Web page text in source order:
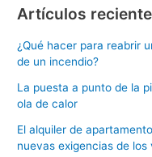
Artículos
¿Qué hacer para reabrir
de un incendio?
La puesta a punto de la
ola de calor
El alquiler de
nuevas exigencias de los